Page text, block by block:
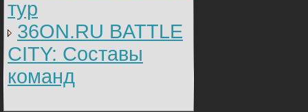
тур
36ON.RU BATTLE
CITY: Составы
команд